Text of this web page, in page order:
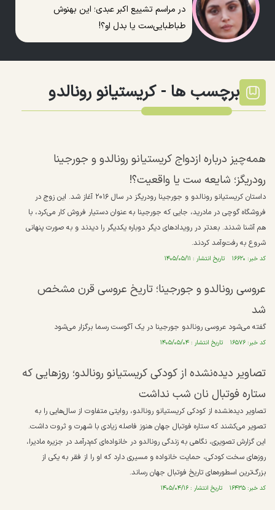
در مراسم تشییع اکبر عبدی؛ این بهنوش
طباطبایی‌ست یا بدل او؟!
برچسب ها -کریستیانو رونالدو
همه‌چیز درباره ازدواج کریستیانو رونالدو و جورجینا
رودریگز؛ شایعه ست یا واقعیت؟!
داستان کریستیانو رونالدو و جورجینا رودریگز در سال ۲۰۱۶ آغاز شد. این زوج در
فروشگاه گوچی در مادرید، جایی که جورجینا به عنوان دستیار فروش کار می‌کرد، با
هم آشنا شدند. بعدتر در رویداد‌های دیگر دوباره یکدیگر را دیدند و به صورت پنهانی
شروع به رفت‌وآمد کردند.
کد خبر: ۱۶۶۲۰ تاریخ انتشار : ۱۴۰۵/۰۵/۱۱
عروسی رونالدو و جورجینا؛ تاریخ عروسی قرن مشخص
شد
گفته می‌شود عروسی رونالدو جورجینا در یک آگوست رسما برگزار می‌شود
کد خبر: ۱۶۵۷۶ تاریخ انتشار : ۱۴۰۵/۰۵/۰۴
تصاویر دیده‌نشده از کودکی کریستیانو رونالدو؛ روزهایی که
ستاره فوتبال نان شب نداشت
تصاویر دیده‌نشده از کودکی کریستیانو رونالدو، روایتی متفاوت از سال‌هایی را به
تصویر می‌کشند که ستاره فوتبال جهان هنوز فاصله زیادی با شهرت و ثروت داشت.
این گزارش تصویری، نگاهی به زندگی رونالدو در خانواده‌ای کم‌درآمد در جزیره مادیرا،
روزهای سخت کودکی، حمایت خانواده و مسیری دارد که او را از فقر به یکی از
بزرگ‌ترین اسطوره‌های تاریخ فوتبال جهان رساند.
کد خبر: ۱۶۴۳۵ تاریخ انتشار : ۱۴۰۵/۰۴/۱۶